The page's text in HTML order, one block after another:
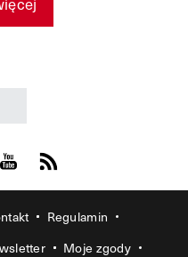
Instagram
Visit us on Youtube
Visit us on Rss
Regulamin
Moje zgody